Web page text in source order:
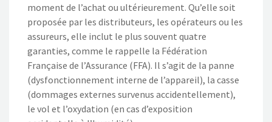
moment de l’achat ou ultérieurement. Qu’elle soit
proposée par les distributeurs, les opérateurs ou les
assureurs, elle inclut le plus souvent quatre
garanties, comme le rappelle la Fédération
Française de l’Assurance (FFA). Il s’agit de la panne
(dysfonctionnement interne de l’appareil), la casse
(dommages externes survenus accidentellement),
le vol et l’oxydation (en cas d’exposition